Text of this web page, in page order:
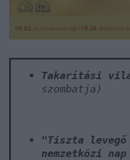
Takarítási
szombatja)
"Tiszta
nemzetközi nap